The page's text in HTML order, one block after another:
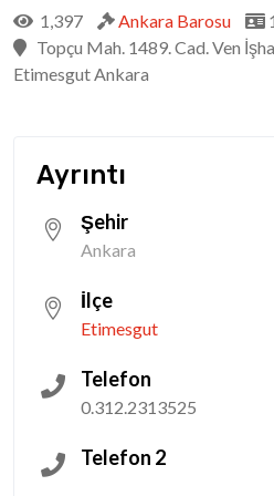
1,397 Ankara Barosu
Topçu Mah. 1489. Cad. Ven
Etimesgut Ankara
Ayrıntı
Şehir
Ankara
İlçe
Etimesgut
Telefon
0.312.2313525
Telefon 2